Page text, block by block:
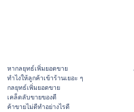
หากลยุทธ์เพิ่มยอดขาย
ทําไงให้ลูกค้าเข้าร้านเยอะ ๆ
กลยุทธ์เพิ่มยอดขาย
เคล็ดลับขายของดี
ค้าขายไม่ดีทำอย่างไรดี